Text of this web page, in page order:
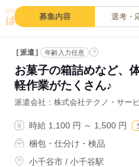
募集内容 選考・
派遣 年齢入力任意 ?
お菓子の箱詰めなど、
軽作業がたくさん♪
派遣会社 株式会社テクノ・サー
時給 1,100 円 ～ 1,500 円
梱包・仕分け・検品
小千谷市 / 小千谷駅